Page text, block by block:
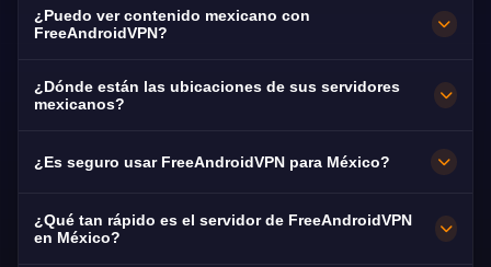
es 100% gratuito. Acceso ilimitado a
Monterrey, Cancún y Puebla.
¿Puedo ver contenido mexicano con
FreeAndroidVPN?
Optimizado para ViX (nivel gratuito
disponible), TV Azteca, Blim TV y TUDN para
buffering para la mayoría de usuarios.
¿Dónde están las ubicaciones de sus servidores
mexicanos?
FreeAndroidVPN mantiene múltiples servidores
de alta velocidad en México en Ciudad de
Puebla. Todos los servidores cuentan con
¿Es seguro usar FreeAndroidVPN para México?
Absolutamente. Cifrado AES-256 con la ley de
protección de datos LFPDPPP de México.
¿Qué tan rápido es el servidor de FreeAndroidVPN
en México?